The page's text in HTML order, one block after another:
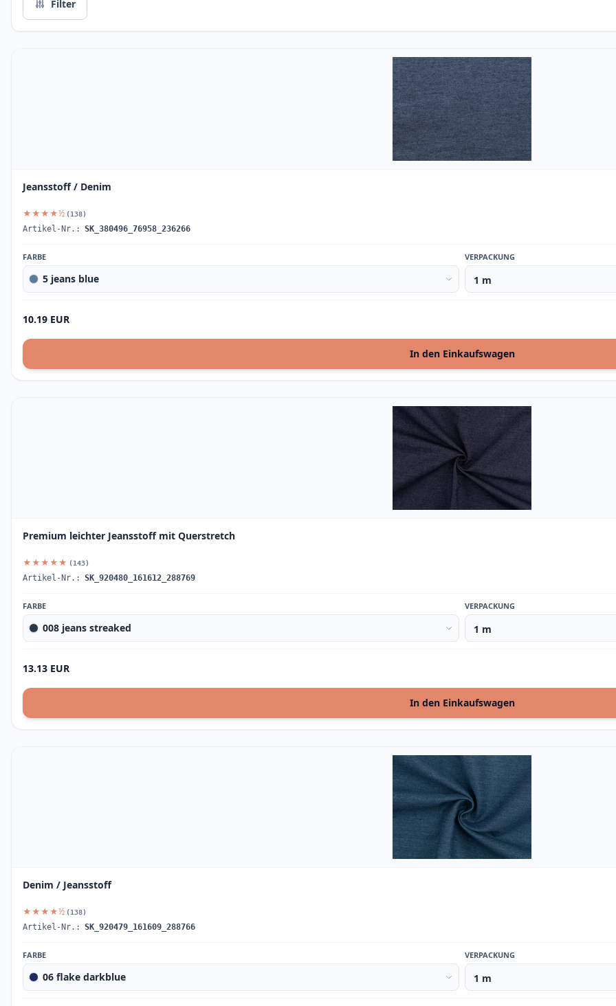
Filter
Jeansstoff / Denim
★★★★½ (138)
Artikel-Nr.: SK_380496_76958_236266
FARBE
5 jeans blue
VERPACKUNG
10.19 EUR
In den Einkaufswagen
Premium leichter Jeansstoff mit Querstretch
★★★★★ (143)
Artikel-Nr.: SK_920480_161612_288769
FARBE
008 jeans streaked
VERPACKUNG
13.13 EUR
In den Einkaufswagen
Denim / Jeansstoff
★★★★½ (138)
Artikel-Nr.: SK_920479_161609_288766
FARBE
06 flake darkblue
VERPACKUNG